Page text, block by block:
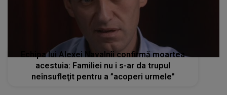
Echipa lui Alexei Navalnîi confirmă moartea
acestuia: Familiei nu i s-ar da trupul
neînsufleţit pentru a ”acoperi urmele”